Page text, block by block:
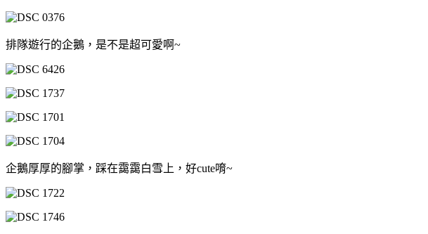
排隊遊行的企鵝，是不是超可愛啊~
企鵝厚厚的腳掌，踩在靄靄白雪上，好cute唷~